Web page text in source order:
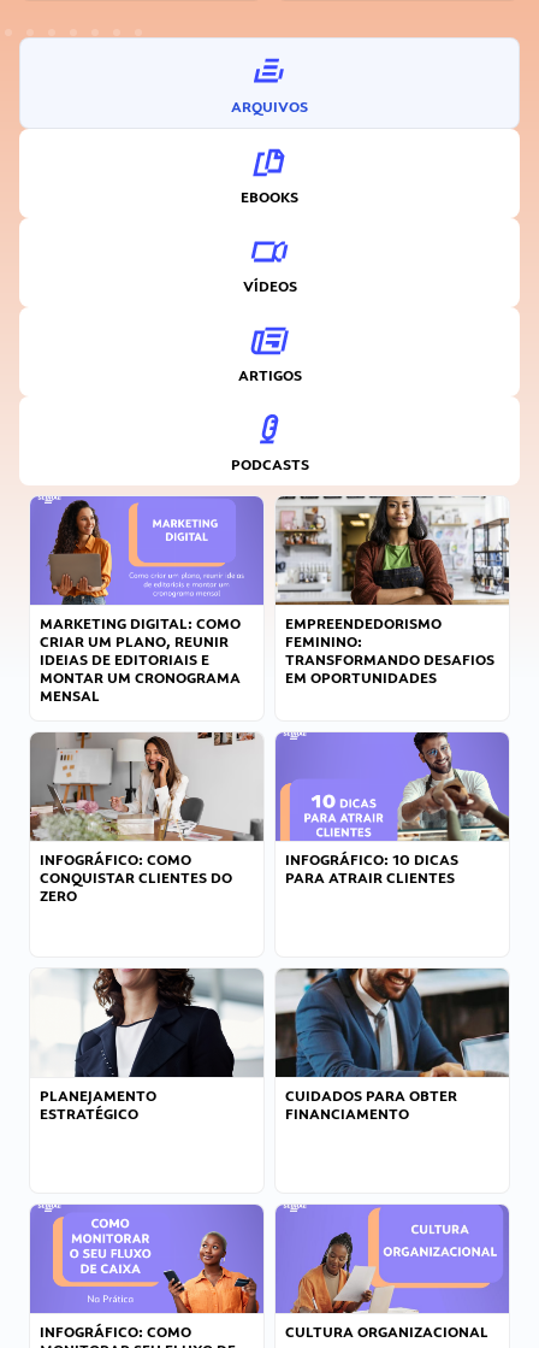
ARQUIVOS
EBOOKS
VÍDEOS
ARTIGOS
PODCASTS
MARKETING DIGITAL: COMO
CRIAR UM PLANO, REUNIR
IDEIAS DE EDITORIAIS E
MONTAR UM CRONOGRAMA
MENSAL
EMPREENDEDORISMO
FEMININO:
TRANSFORMANDO DESAFIOS
EM OPORTUNIDADES
INFOGRÁFICO: COMO
CONQUISTAR CLIENTES DO
ZERO
INFOGRÁFICO: 10 DICAS
PARA ATRAIR CLIENTES
PLANEJAMENTO
ESTRATÉGICO
CUIDADOS PARA OBTER
FINANCIAMENTO
INFOGRÁFICO: COMO
CULTURA ORGANIZACIONAL